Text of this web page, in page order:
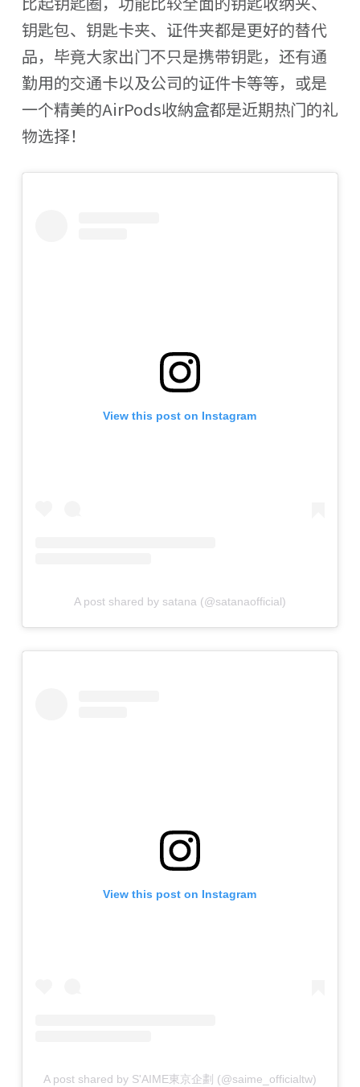
钥匙包、钥匙卡夹、证件夹都是更好的替代
品，毕竟大家出门不只是携带钥匙，还有通
勤用的交通卡以及公司的证件卡等等，或是
一个精美的AirPods收納盒都是近期热门的礼
物选择！
View this post on Instagram
A post shared by satana (@satanaofficial)
View this post on Instagram
A post shared by S'AIME東京企劃 (@saime_officialtw)